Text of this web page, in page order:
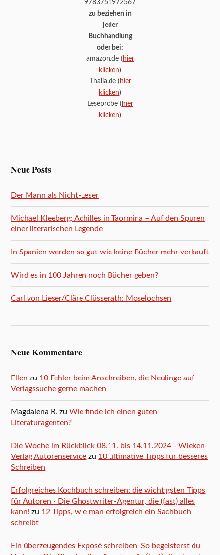
9783751972567
zu beziehen in
jeder
Buchhandlung
oder bei:
amazon.de ( hier
klicken)
Thalia.de ( hier
klicken)
Leseprobe ( hier
klicken)
Neue Posts
Der Mann als Nicht-Leser
Michael Kleeberg: Achilles in Taormina – Auf den Spuren
einer literarischen Legende
In Spanien werden so gut wie keine Bücher mehr verkauft
Wird es in 100 Jahren noch Bücher geben?
Carl von Lieser/Cläre Clüsserath: Moselochsen
Neue Kommentare
Ellen zu 10 Fehler beim Anschreiben, die Neulinge auf
Verlagssuche gerne machen
Magdalena R. zuWie finde ich einen guten
Literaturagenten?
Die Woche im Rückblick 08.11. bis 14.11.2024 - Wieken-
Verlag Autorenservice zu 10 ultimative Tipps für besseres
Schreiben
Erfolgreiches Kochbuch schreiben: die wichtigsten Tipps
für Autoren - Die Ghostwriter-Agentur, die (fast) alles
kann! zu 12 Tipps, wie man erfolgreich ein Sachbuch
schreibt
Ein überzeugendes Exposé schreiben: So begeisterst du